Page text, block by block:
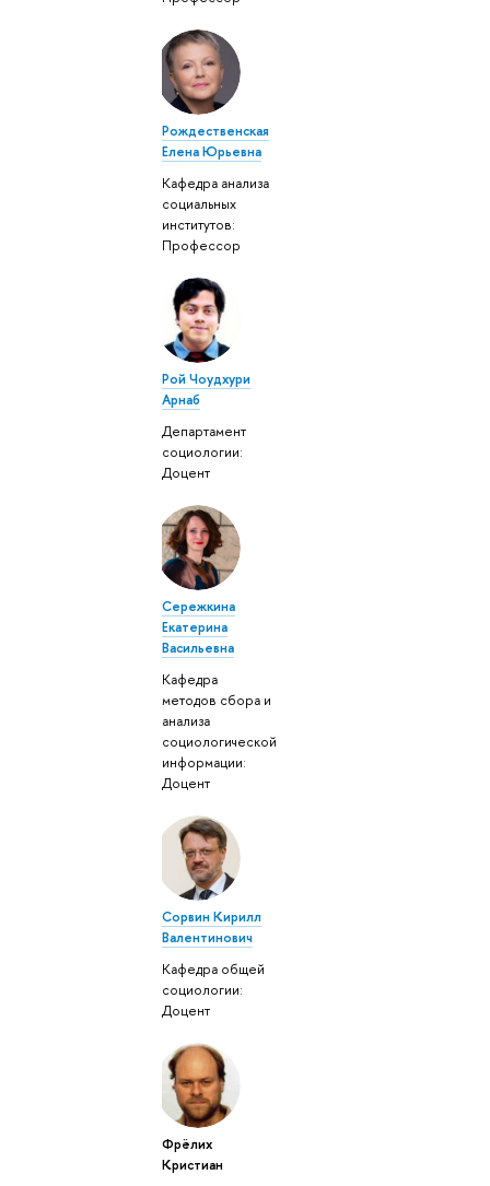
Рождественская
Елена Юрьевна
Кафедра анализа
социальных
институтов:
Профессор
Рой Чоудхури
Арнаб
Департамент
социологии:
Доцент
Сережкина
Екатерина
Васильевна
Кафедра
методов сбора и
анализа
социологической
информации:
Доцент
Сорвин Кирилл
Валентинович
Кафедра общей
социологии:
Доцент
Фрёлих
Кристиан